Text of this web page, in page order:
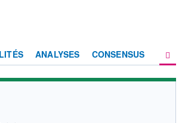
ANALYSES CONSENSUS